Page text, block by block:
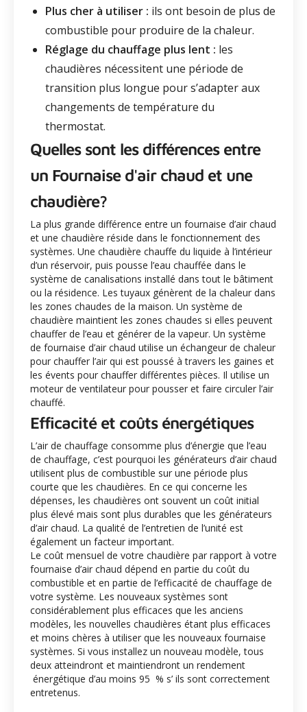
Plus cher à utiliser : ils ont besoin de plus de
combustible pour produire de la chaleur.
Réglage du chauffage plus lent : les
chaudières nécessitent une période de
transition plus longue pour s’adapter aux
changements de température du
thermostat.
Quelles sont les différences entre
un Fournaise d'air chaud et une
chaudière?
La plus grande différence entre un fournaise d’air chaud
et une chaudière réside dans le fonctionnement des
systèmes. Une chaudière chauffe du liquide à l’intérieur
d’un réservoir, puis pousse l’eau chauffée dans le
système de canalisations installé dans tout le bâtiment
ou la résidence. Les tuyaux génèrent de la chaleur dans
les zones chaudes de la maison. Un système de
chaudière maintient les zones chaudes si elles peuvent
chauffer de l’eau et générer de la vapeur. Un système
de fournaise d’air chaud utilise un échangeur de chaleur
pour chauffer l’air qui est poussé à travers les gaines et
les évents pour chauffer différentes pièces. Il utilise un
moteur de ventilateur pour pousser et faire circuler l’air
chauffé.
Efficacité et coûts énergétiques
L’air de chauffage consomme plus d’énergie que l’eau
de chauffage, c’est pourquoi les générateurs d’air chaud
utilisent plus de combustible sur une période plus
courte que les chaudières. En ce qui concerne les
dépenses, les chaudières ont souvent un coût initial
plus élevé mais sont plus durables que les générateurs
d’air chaud. La qualité de l’entretien de l’unité est
également un facteur important.
Le coût mensuel de votre chaudière par rapport à votre
fournaise d’air chaud dépend en partie du coût du
combustible et en partie de l’efficacité de chauffage de
votre système. Les nouveaux systèmes sont
considérablement plus efficaces que les anciens
modèles, les nouvelles chaudières étant plus efficaces
et moins chères à utiliser que les nouveaux fournaise
systèmes. Si vous installez un nouveau modèle, tous
deux atteindront et maintiendront un rendement
énergétique d’au moins 95 % s’ ils sont correctement
entretenus.